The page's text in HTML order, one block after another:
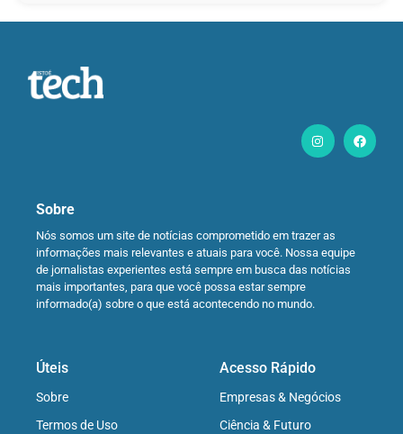
Sobre
Nós somos um site de notícias comprometido em trazer as
informações mais relevantes e atuais para você. Nossa equipe
de jornalistas experientes está sempre em busca das notícias
mais importantes, para que você possa estar sempre
informado(a) sobre o que está acontecendo no mundo.
Úteis
Sobre
Termos de Uso
Acesso Rápido
Empresas & Negócios
Ciência & Futuro